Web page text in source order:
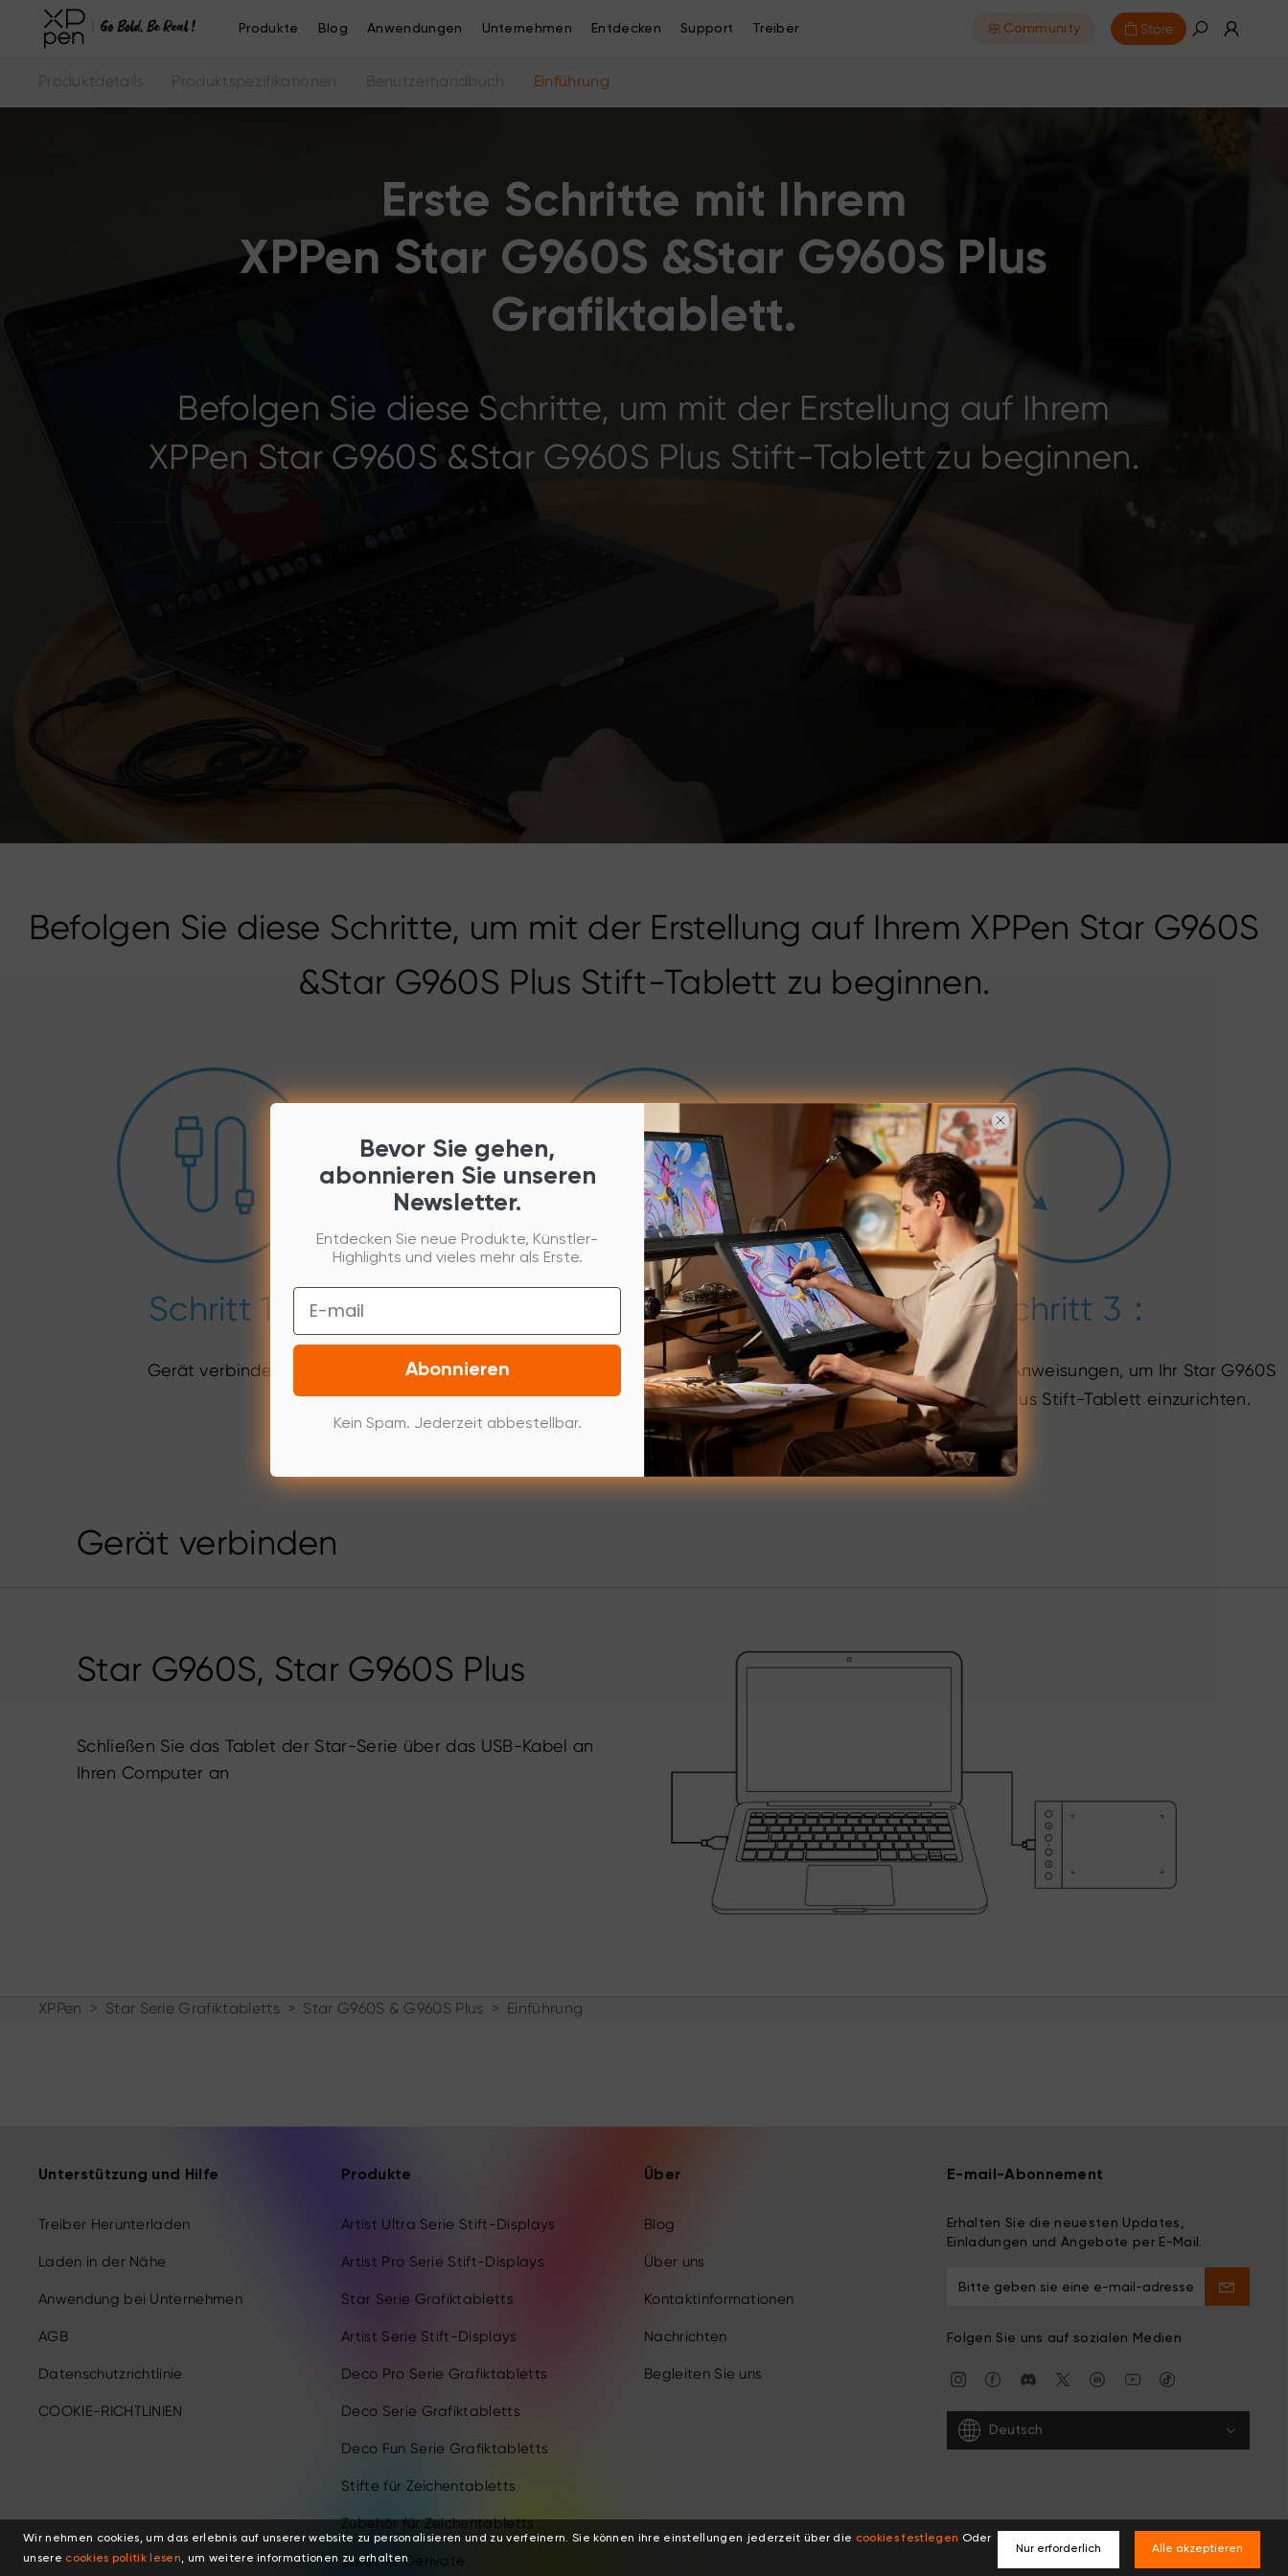
Produkte Blog Anwendungen Unternehmen Entdecken Support Treiber Community Store
Produktdetails Produktspezifikationen Benutzerhandbuch Einführung
Erste Schritte mit Ihrem
XPPen Star G960S &Star G960S Plus
Grafiktablett.
Befolgen Sie diese Schritte, um mit der Erstellung auf Ihrem
XPPen Star G960S &Star G960S Plus Stift-Tablett zu beginnen.
Befolgen Sie diese Schritte, um mit der Erstellung auf Ihrem XPPen Star G960S
&Star G960S Plus Stift-Tablett zu beginnen.
Schritt 1:
Gerät verbinden
Schritt 2：
Laden Sie den Treiber
herunter und installieren Sie ihn.
Windows
Schritt 3：
Befolgen Sie die Anweisungen, um Ihr Star G960S
&Star G960S Plus Stift-Tablett einzurichten.
Gerät verbinden
Star G960S, Star G960S Plus
Schließen Sie das Tablet der Star-Serie über das USB-Kabel an
Ihren Computer an
XPPen > Star Serie Grafiktabletts > Star G960S & G960S Plus > Einführung
Unterstützung und Hilfe
Treiber Herunterladen
Laden in der Nähe
Anwendung bei Unternehmen
AGB
Datenschutzrichtlinie
COOKIE-RICHTLINIEN
Produkte
Artist Ultra Serie Stift-Displays
Artist Pro Serie Stift-Displays
Star Serie Grafiktabletts
Artist Serie Stift-Displays
Deco Pro Serie Grafiktabletts
Deco Serie Grafiktabletts
Deco Fun Serie Grafiktabletts
Stifte für Zeichentabletts
Zubehör für Zeichentabletts
Kreative Derivate
Über
Blog
Über uns
Kontaktinformationen
Nachrichten
Begleiten Sie uns
E-mail-Abonnement
Erhalten Sie die neuesten Updates,
Einladungen und Angebote per E-Mail.
Folgen Sie uns auf sozialen Medien
Deutsch
Wir nehmen cookies, um das erlebnis auf unserer website zu personalisieren und zu verfeinern. Sie können ihre einstellungen jederzeit über die cookies festlegen Oder
unsere cookies politik lesen, um weitere informationen zu erhalten
Nur erforderlich Alle akzeptieren
Bevor Sie gehen,
abonnieren Sie unseren
Newsletter.
Entdecken Sie neue Produkte, Künstler-
Highlights und vieles mehr als Erste.
Email
Abonnieren
Kein Spam. Jederzeit abbestellbar.